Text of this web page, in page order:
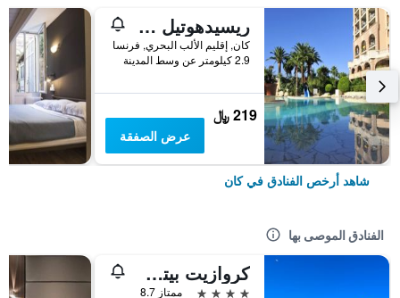
ريسيدهوتيل فيلا موباسانت
كان, إقليم الألب البحري, فرنسا
2.9 كيلومتر عن وسط المدينة
219 ﷼
عرض الصفقة
شاهد أرخص الفنادق في كان
الفنادق الموصى بها
كروازيت بيتش هوتل كاني - إم جاليري كوليكشن
4 نجوم
ممتاز 8.7